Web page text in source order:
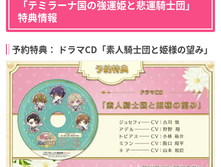
「テミラーナ国の強運姫と悲運騎士団」
特典情報
予約特典： ドラマCD「素人騎士団と姫様の望み」